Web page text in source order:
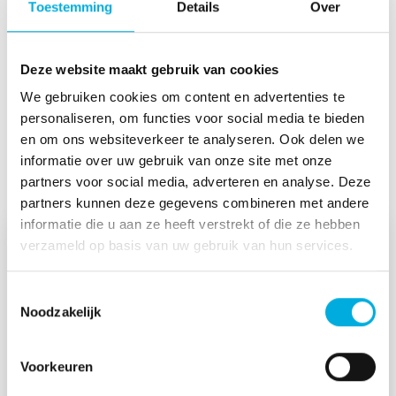
Toestemming Details Over
Deze website maakt gebruik van cookies
We gebruiken cookies om content en advertenties te
personaliseren, om functies voor social media te bieden
en om ons websiteverkeer te analyseren. Ook delen we
informatie over uw gebruik van onze site met onze
partners voor social media, adverteren en analyse. Deze
partners kunnen deze gegevens combineren met andere
informatie die u aan ze heeft verstrekt of die ze hebben
verzameld op basis van uw gebruik van hun services.
Noodzakelijk
Voorkeuren
Nieuws & Projecten
Lees meer